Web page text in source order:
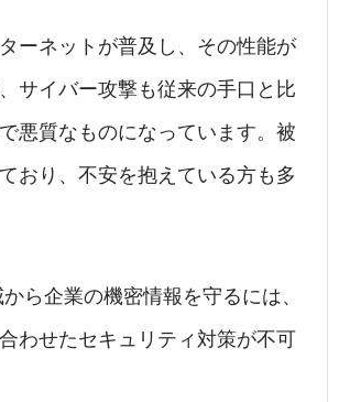
ーネットが普及し、その性能が
サイバー攻撃も従来の手口と比
悪質なものになっています。被
おり、不安を抱えている方も多
ら企業の機密情報を守るには、
わせたセキュリティ対策が不可